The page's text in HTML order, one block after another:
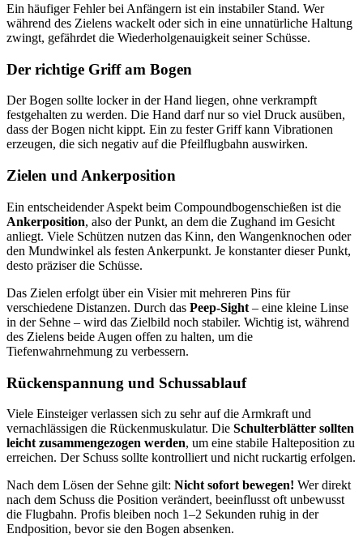
Ein häufiger Fehler bei Anfängern ist ein instabiler Stand. Wer
während des Zielens wackelt oder sich in eine unnatürliche Haltung
zwingt, gefährdet die Wiederholgenauigkeit seiner Schüsse.
Der richtige Griff am Bogen
Der Bogen sollte locker in der Hand liegen, ohne verkrampft
festgehalten zu werden. Die Hand darf nur so viel Druck ausüben,
dass der Bogen nicht kippt. Ein zu fester Griff kann Vibrationen
erzeugen, die sich negativ auf die Pfeilflugbahn auswirken.
Zielen und Ankerposition
Ein entscheidender Aspekt beim Compoundbogenschießen ist die
Ankerposition, also der Punkt, an dem die Zughand im Gesicht
anliegt. Viele Schützen nutzen das Kinn, den Wangenknochen oder
den Mundwinkel als festen Ankerpunkt. Je konstanter dieser Punkt,
desto präziser die Schüsse.
Das Zielen erfolgt über ein Visier mit mehreren Pins für
verschiedene Distanzen. Durch das Peep-Sight – eine kleine Linse
in der Sehne – wird das Zielbild noch stabiler. Wichtig ist, während
des Zielens beide Augen offen zu halten, um die
Tiefenwahrnehmung zu verbessern.
Rückenspannung und Schussablauf
Viele Einsteiger verlassen sich zu sehr auf die Armkraft und
vernachlässigen die Rückenmuskulatur. Die Schulterblätter sollten
leicht zusammengezogen werden, um eine stabile Halteposition zu
erreichen. Der Schuss sollte kontrolliert und nicht ruckartig erfolgen.
Nach dem Lösen der Sehne gilt: Nicht sofort bewegen! Wer direkt
nach dem Schuss die Position verändert, beeinflusst oft unbewusst
die Flugbahn. Profis bleiben noch 1–2 Sekunden ruhig in der
Endposition, bevor sie den Bogen absenken.